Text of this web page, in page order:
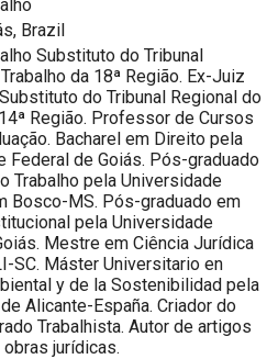
Brazil
Substituto do Tribunal
da 18ª Região. Ex-Juiz
do Tribunal Regional do
Região. Professor de Cursos
Bacharel em Direito pela
Federal de Goiás. Pós-graduado
Trabalho pela Universidade
Bosco-MS. Pós-graduado em
pela Universidade
Mestre em Ciência Jurídica
SC. Máster Universitario en
y de la Sostenibilidad pela
Alicante-España. Criador do
Trabalhista. Autor de artigos
jurídicas.